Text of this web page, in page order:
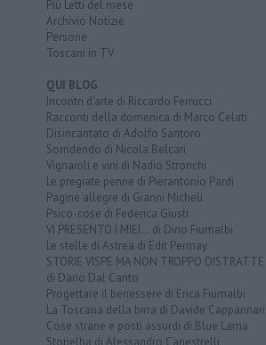
Più Letti del mese
Archivio Notizie
Persone
Toscani in TV
QUI BLOG
Incontri d'arte di Riccardo Ferrucci
Racconti della domenica di Marco Celati
Disincantato di Adolfo Santoro
Sorridendo di Nicola Belcari
Vignaioli e vini di Nadio Stronchi
Le pregiate penne di Pierantonio Pardi
Pagine allegre di Gianni Micheli
Psico-cose di Federica Giusti
VI PRESENTO I MIEI... di Dino Fiumalbi
Le stelle di Astrea di Edit Permay
STORIE VISPE MA NON TROPPO DISTRATTE
di Dario Dal Canto
Progettare il benessere di Erica Fiumalbi
La Toscana della birra di Davide Cappannari
Cose strane e posti assurdi di Blue Lama